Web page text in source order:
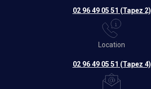
02 96 49 05 51 (Tapez 2)
Location
02 96 49 05 51 (Tapez 4)